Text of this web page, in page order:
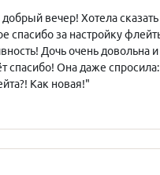
вечер! Хотела
спасибо за настройку
Дочь очень довольна
спасибо! Она даже
Как новая!"